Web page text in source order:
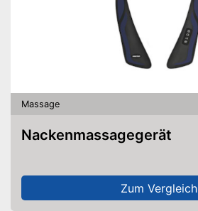
Massage
Nackenmassagegerät
Zum Vergleich